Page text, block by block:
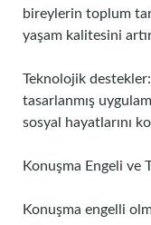
bireylerin toplum
yaşam kalitesini
Teknolojik
tasarlanmış
sosyal hayatlarını
Konuşma Engeli ve
Konuşma engelli